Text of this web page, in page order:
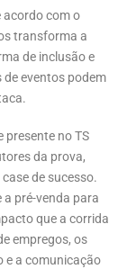
acordo com o
transforma a
de inclusão e
eventos podem
no TS
da prova,
de sucesso.
a pré-venda para
que a corrida
empregos, os
e a comunicação